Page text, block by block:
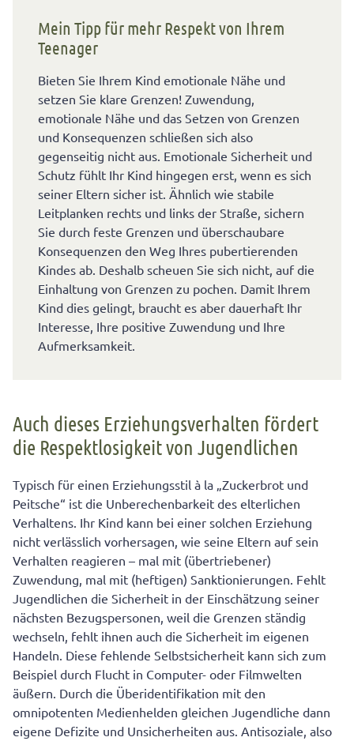
Mein Tipp für mehr Respekt von Ihrem
Teenager
Bieten Sie Ihrem Kind emotionale Nähe und
setzen Sie klare Grenzen! Zuwendung,
emotionale Nähe und das Setzen von Grenzen
und Konsequenzen schließen sich also
gegenseitig nicht aus. Emotionale Sicherheit und
Schutz fühlt Ihr Kind hingegen erst, wenn es sich
seiner Eltern sicher ist. Ähnlich wie stabile
Leitplanken rechts und links der Straße, sichern
Sie durch feste Grenzen und überschaubare
Konsequenzen den Weg Ihres pubertierenden
Kindes ab. Deshalb scheuen Sie sich nicht, auf die
Einhaltung von Grenzen zu pochen. Damit Ihrem
Kind dies gelingt, braucht es aber dauerhaft Ihr
Interesse, Ihre positive Zuwendung und Ihre
Aufmerksamkeit.
Auch dieses Erziehungsverhalten fördert
die Respektlosigkeit von Jugendlichen
Typisch für einen Erziehungsstil à la „Zuckerbrot und
Peitsche“ ist die Unberechenbarkeit des elterlichen
Verhaltens. Ihr Kind kann bei einer solchen Erziehung
nicht verlässlich vorhersagen, wie seine Eltern auf sein
Verhalten reagieren – mal mit (übertriebener)
Zuwendung, mal mit (heftigen) Sanktionierungen. Fehlt
Jugendlichen die Sicherheit in der Einschätzung seiner
nächsten Bezugspersonen, weil die Grenzen ständig
wechseln, fehlt ihnen auch die Sicherheit im eigenen
Handeln. Diese fehlende Selbstsicherheit kann sich zum
Beispiel durch Flucht in Computer- oder Filmwelten
äußern. Durch die Überidentifikation mit den
omnipotenten Medienhelden gleichen Jugendliche dann
eigene Defizite und Unsicherheiten aus. Antisoziale, also